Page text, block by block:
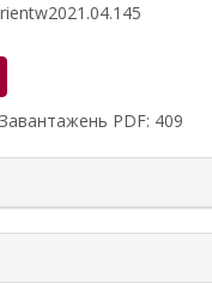
PDF: 409